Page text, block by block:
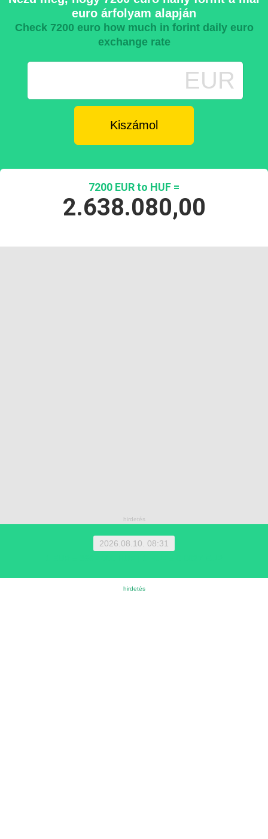
euro árfolyam alapján
Check 7200 euro how much in forint daily euro
exchange rate
EUR
7200 EUR to HUF =
2.638.080,00
2026.08.10. 08:31